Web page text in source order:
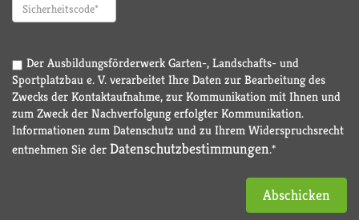
Der Ausbildungsförderwerk Garten-, Landschafts- und
Sportplatzbau e. V. verarbeitet Ihre Daten zur Bearbeitung des
Zwecks der Kontaktaufnahme, zur Kommunikation mit Ihnen und
zum Zweck der Nachverfolgung erfolgter Kommunikation.
Informationen zum Datenschutz und zu Ihrem Widerspruchsrecht
entnehmen Sie der Datenschutzbestimmungen.*
Abschicken